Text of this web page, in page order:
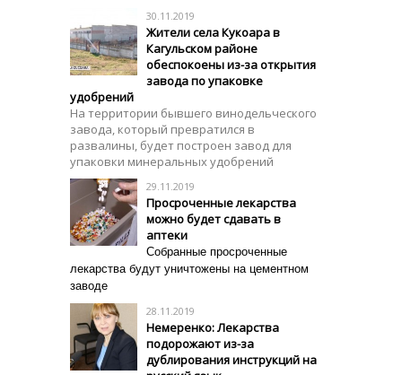
30.11.2019
Жители села Кукоара в
Кагульском районе
обеспокоены из-за открытия
завода по упаковке
удобрений
На территории бывшего винодельческого
завода, который превратился в
развалины, будет построен завод для
упаковки минеральных удобрений
29.11.2019
Просроченные лекарства
можно будет сдавать в
аптеки
Собранные просроченные
лекарства будут уничтожены на цементном
заводе
28.11.2019
Немеренко: Лекарства
подорожают из-за
дублирования инструкций на